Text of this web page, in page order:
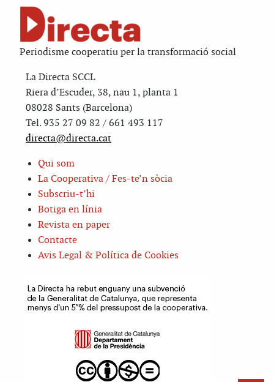
Periodisme cooperatiu per la transformació social
La Directa SCCL
Riera d’Escuder, 38, nau 1, planta 1
08028 Sants (Barcelona)
Tel. 935 27 09 82 / 661 493 117
directa@directa.cat
Qui som
La Cooperativa / Fes-te’n sòcia
Subscriu-t’hi
Botiga en línia
Revista en paper
Contacte
Avis Legal & Política de Cookies